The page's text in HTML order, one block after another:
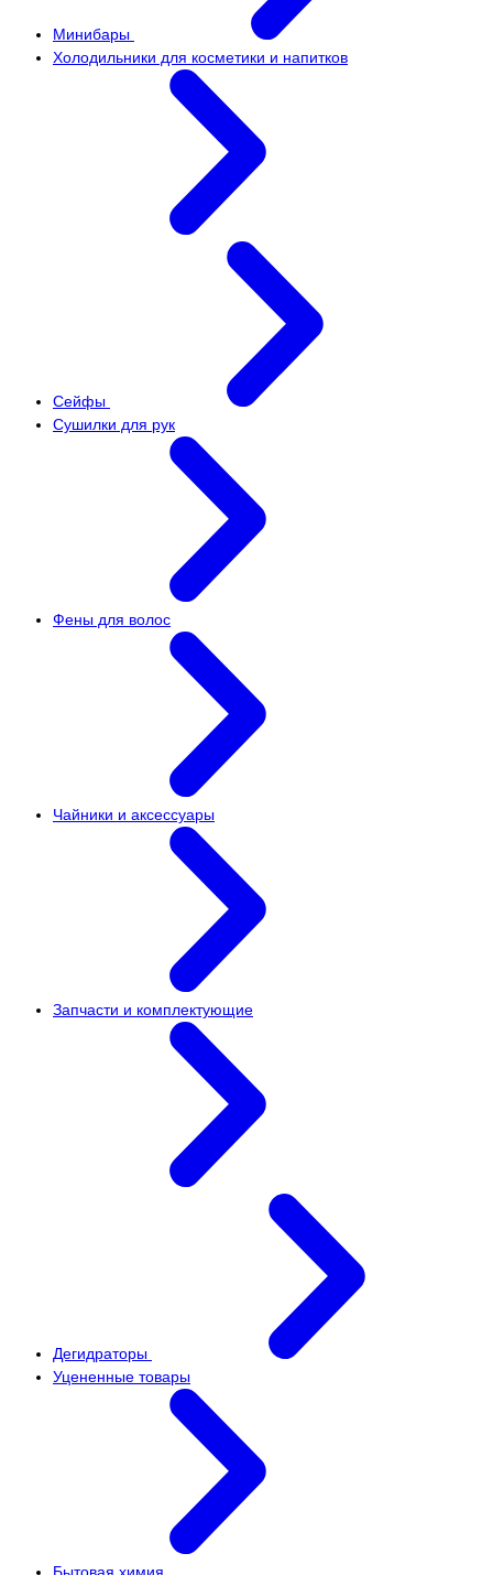
Минибары
Холодильники для косметики и напитков
Сейфы
Сушилки для рук
Фены для волос
Чайники и аксессуары
Запчасти и комплектующие
Дегидраторы
Уцененные товары
Бытовая химия